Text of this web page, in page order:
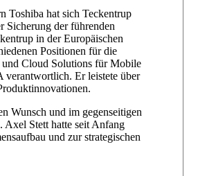
Toshiba hat sich Teckentrup
Sicherung der führenden
in der Europäischen
Positionen für die
Cloud Solutions für Mobile
verantwortlich. Er leistete über
Wunsch und im gegenseitigen
Axel Stett hatte seit Anfang
und zur strategischen